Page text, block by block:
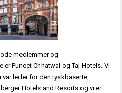
medlemmer og
Puneet Chhatwal og Taj Hotels. Vi
leder for den tyskbaserte,
Hotels and Resorts og vi er